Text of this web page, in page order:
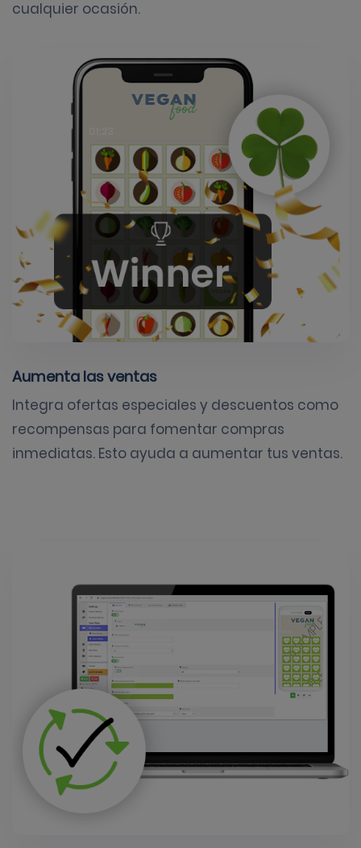
cualquier ocasión.
Aumenta las ventas
Integra ofertas especiales y descuentos como
recompensas para fomentar compras
inmediatas. Esto ayuda a aumentar tus ventas.